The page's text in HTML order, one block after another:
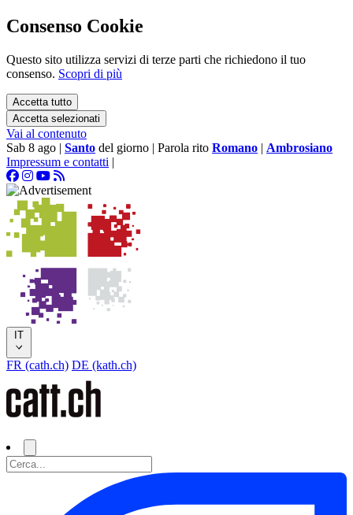
Consenso Cookie
Questo sito utilizza servizi di terze parti che richiedono il tuo
consenso. Scopri di più
Accetta tutto
Accetta selezionati
Vai al contenuto
Sab 8 ago | Santo del giorno | Parola rito Romano | Ambrosiano
Impressum e contatti |
IT
FR (cath.ch) DE (kath.ch)